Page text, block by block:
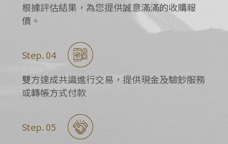
根據評估結果，為您提供誠意滿滿的收購報
價。
Step. 04
雙方達成共識進行交易，提供現金及驗鈔服務
或轉帳方式付款
Step. 05